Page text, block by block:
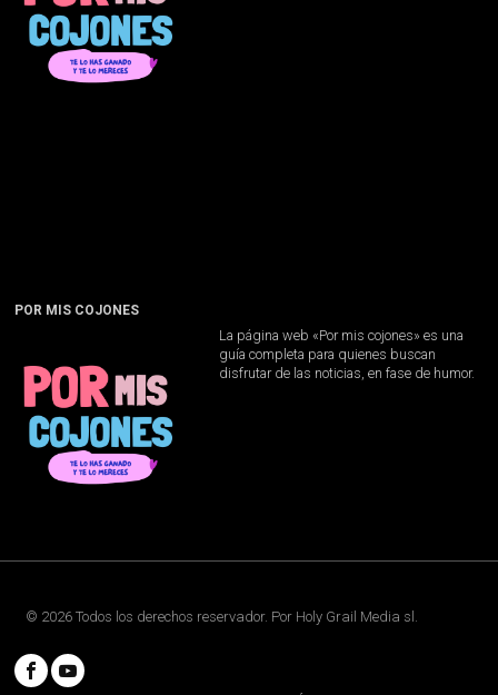
POR MIS COJONES
La página web «Por mis cojones» es una
guía completa para quienes buscan
disfrutar de las noticias, en fase de humor.
© 2026 Todos los derechos reservador. Por Holy Grail Media sl .